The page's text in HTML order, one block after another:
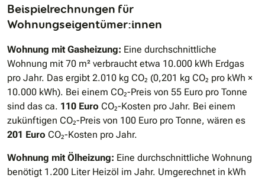
Beispielrechnungen für
Wohnungseigentümer:innen
Wohnung mit Gasheizung: Eine durchschnittliche
Wohnung mit 70 m² verbraucht etwa 10.000 kWh Erdgas
pro Jahr. Das ergibt 2.010 kg CO₂ (0,201 kg CO₂ pro kWh ×
10.000 kWh). Bei einem CO₂-Preis von 55 Euro pro Tonne
sind das ca. 110 Euro CO₂-Kosten pro Jahr. Bei einem
zukünftigen CO₂-Preis von 100 Euro pro Tonne, wären es
201 Euro CO₂-Kosten pro Jahr.
Wohnung mit Ölheizung: Eine durchschnittliche Wohnung
benötigt 1.200 Liter Heizöl im Jahr. Umgerechnet in kWh